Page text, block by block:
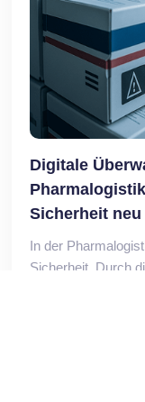
Digitale
Sicherheit
In der
Sicherheit. Durch